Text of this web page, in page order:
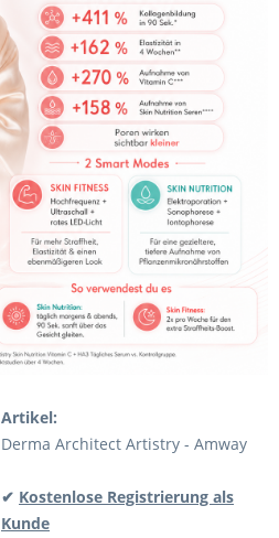
Artikel:
Derma Architect Artistry - Amway
✔ Kostenlose Registrierung als
Kunde